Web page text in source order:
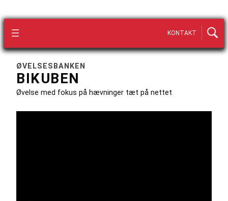
KONTAKT
ØVELSESBANKEN
BIKUBEN
Øvelse med fokus på hævninger tæt på nettet